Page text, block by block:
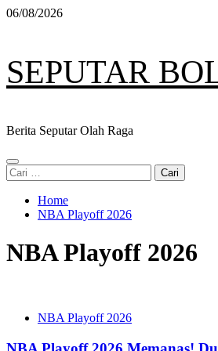
Skip
06/08/2026
SEPUTAR
Berita Seputar Olah Raga
Primary
Menu
Cari
untuk:
Home
NBA Playoff 2026
NBA Playoff 2026
NBA Playoff 2026